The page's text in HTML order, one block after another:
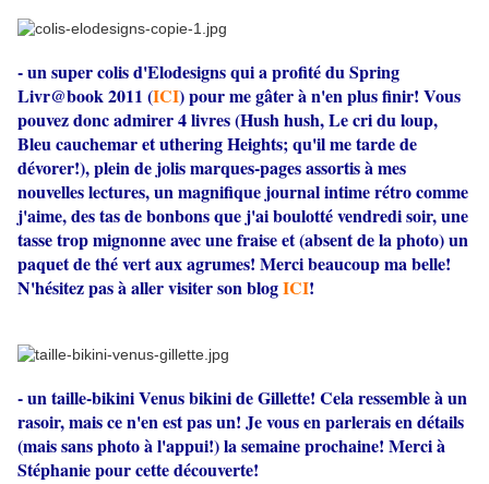
- un super colis d'Elodesigns qui a profité du Spring
Livr@book 2011 (ICI) pour me gâter à n'en plus finir! Vous
pouvez donc admirer 4 livres (Hush hush, Le cri du loup,
Bleu cauchemar et uthering Heights; qu'il me tarde de
dévorer!), plein de jolis marques-pages assortis à mes
nouvelles lectures, un magnifique journal intime rétro comme
j'aime, des tas de bonbons que j'ai boulotté vendredi soir, une
tasse trop mignonne avec une fraise et (absent de la photo) un
paquet de thé vert aux agrumes! Merci beaucoup ma belle!
N'hésitez pas à aller visiter son blogICI!
- un taille-bikini Venus bikini de Gillette! Cela ressemble à un
rasoir, mais ce n'en est pas un! Je vous en parlerais en détails
(mais sans photo à l'appui!) la semaine prochaine! Merci à
Stéphanie pour cette découverte!